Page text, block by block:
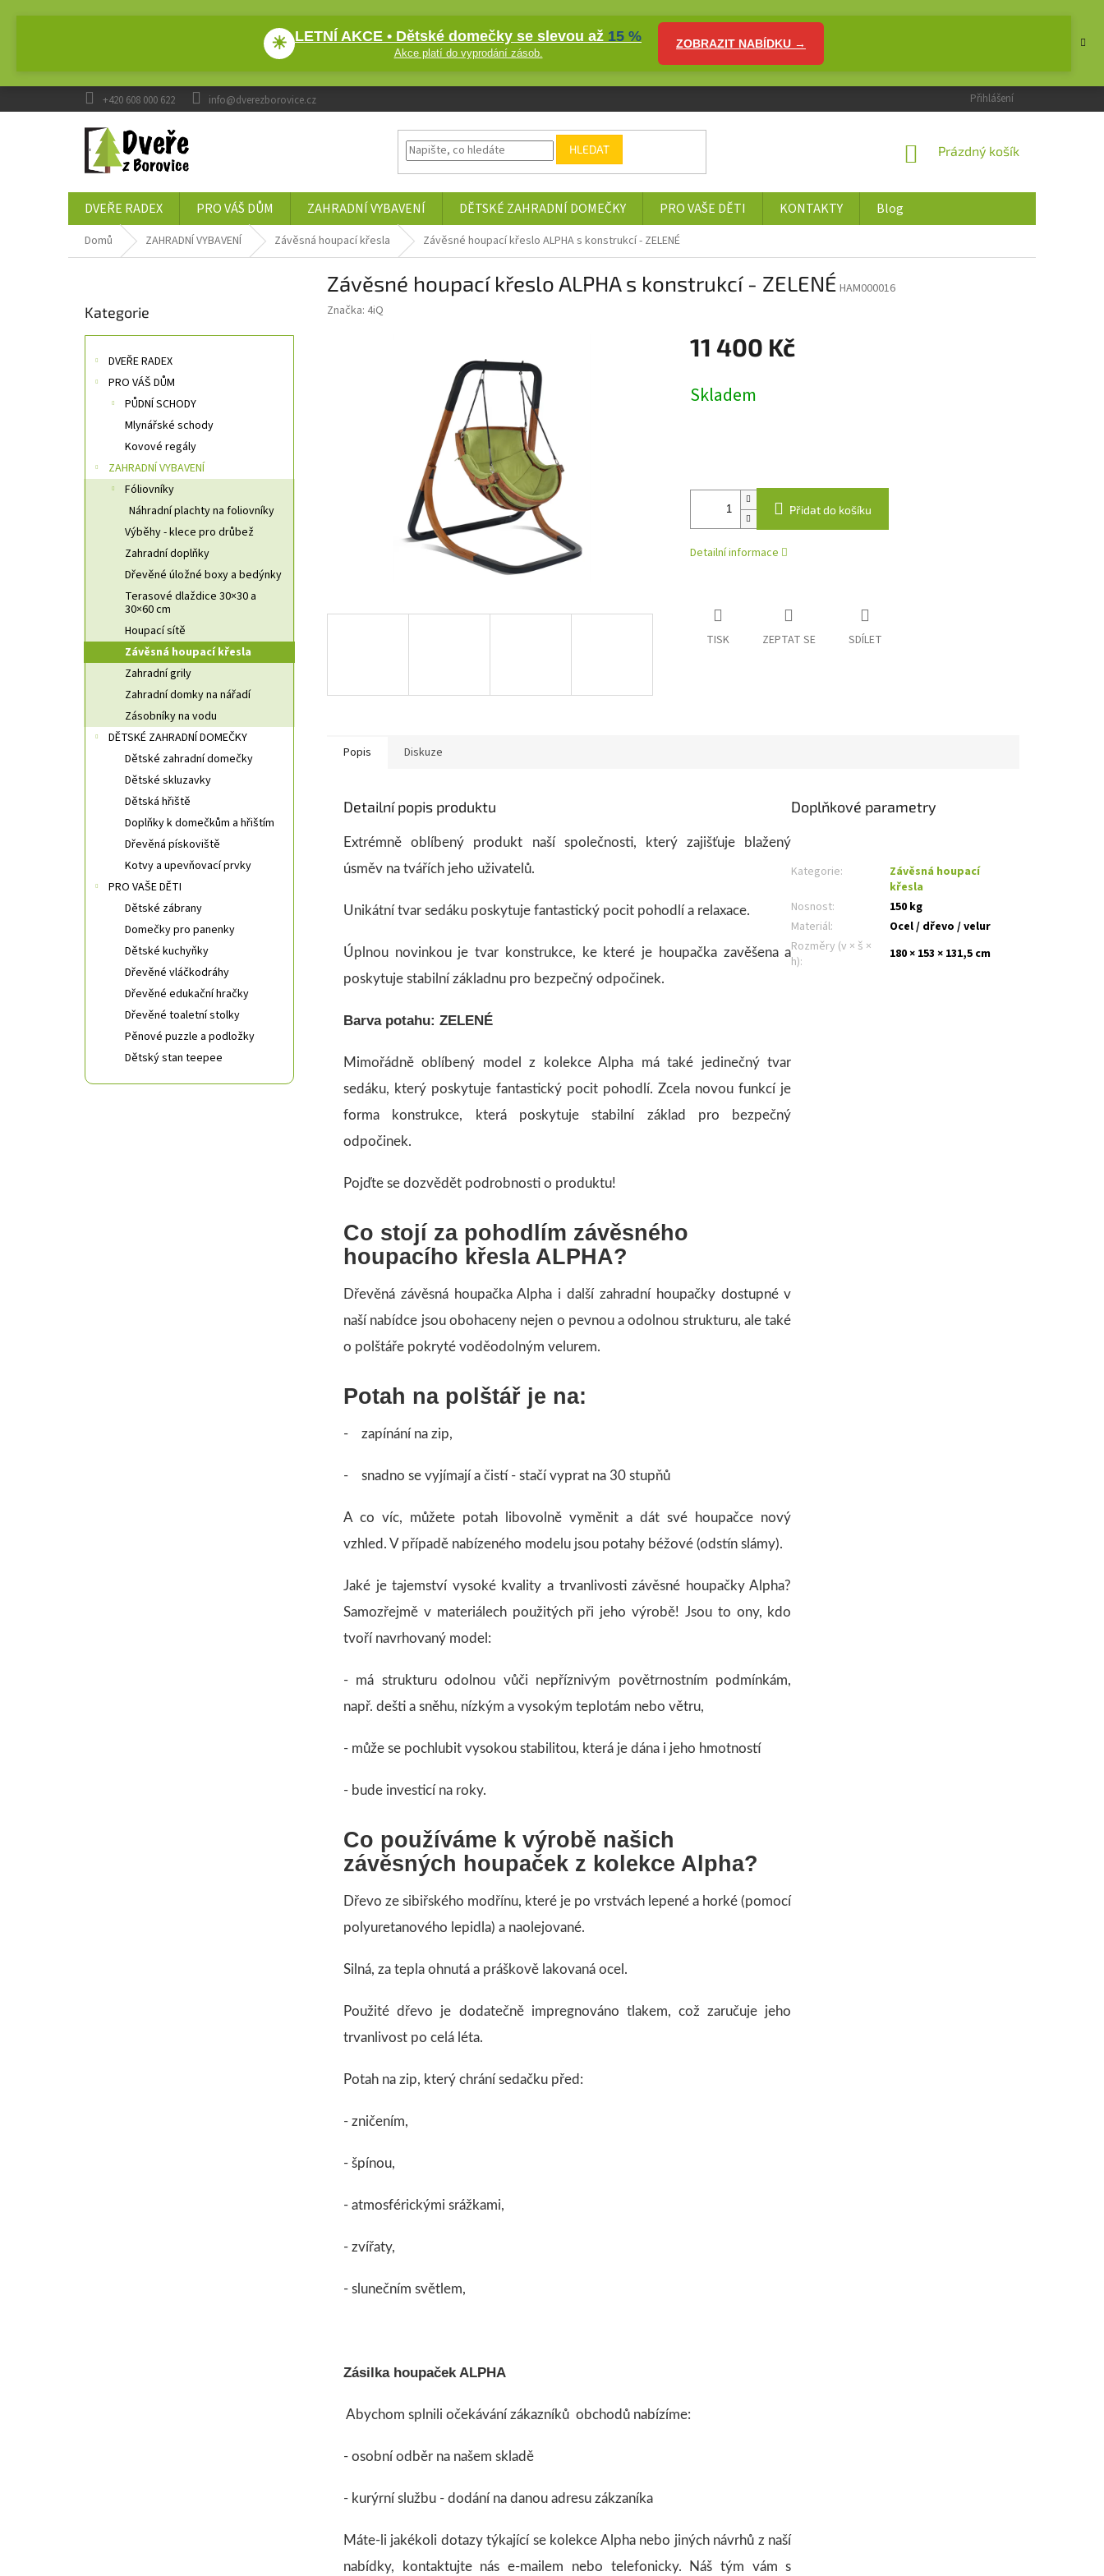
☀ LETNÍ AKCE • Dětské domečky se slevou až 15 %
Akce platí do vyprodání zásob.
ZOBRAZIT NABÍDKU →
+420 608 000 622 info@dverezborovice.cz Přihlášení
HLEDAT
NÁKUPNÍ
Prázdný košík
DVEŘE RADEX PRO VÁŠ DŮM ZAHRADNÍ VYBAVENÍ DĚTSKÉ ZAHRADNÍ DOMEČKY PRO VAŠE DĚTI KONTAKTY Blog
Domů ZAHRADNÍ VYBAVENÍ Závěsná houpací křesla Závěsné houpací křeslo ALPHA s konstrukcí - ZELENÉ
kategorie
Kategorie
DVEŘE RADEX
PRO VÁŠ DŮM
PŮDNÍ SCHODY
Mlynářské schody
Kovové regály
ZAHRADNÍ VYBAVENÍ
Fóliovníky
Náhradní plachty na foliovníky
Výběhy - klece pro drůbež
Zahradní doplňky
Dřevěné úložné boxy a bedýnky
Terasové dlaždice 30×30 a
30×60 cm
Houpací sítě
Závěsná houpací křesla
Zahradní grily
Zahradní domky na nářadí
Zásobníky na vodu
DĚTSKÉ ZAHRADNÍ DOMEČKY
Dětské zahradní domečky
Dětské skluzavky
Dětská hřiště
Doplňky k domečkům a hřištím
Dřevěná pískoviště
Kotvy a upevňovací prvky
PRO VAŠE DĚTI
Dětské zábrany
Domečky pro panenky
Dětské kuchyňky
Dřevěné vláčkodráhy
Dřevěné edukační hračky
Dřevěné toaletní stolky
Pěnové puzzle a podložky
Dětský stan teepee
Závěsné houpací křeslo ALPHA s konstrukcí - ZELENÉ HAM000016
Značka: 4iQ
11 400 Kč
cena:
Skladem
Přidat do košíku
Detailní informace
TISK ZEPTAT SE SDÍLET
Popis Diskuze
Detailní popis produktu
Extrémně oblíbený produkt naší společnosti, který zajišťuje blažený
úsměv na tvářích jeho uživatelů.
Unikátní tvar sedáku poskytuje fantastický pocit pohodlí a relaxace.
Úplnou novinkou je tvar konstrukce, ke které je houpačka zavěšena a
poskytuje stabilní základnu pro bezpečný odpočinek.
Barva potahu: ZELENÉ
Mimořádně oblíbený model z kolekce Alpha má také jedinečný tvar
sedáku, který poskytuje fantastický pocit pohodlí. Zcela novou funkcí je
forma konstrukce, která poskytuje stabilní základ pro bezpečný
odpočinek.
Pojďte se dozvědět podrobnosti o produktu!
Co stojí za pohodlím závěsného
houpacího křesla ALPHA?
Dřevěná závěsná houpačka Alpha i další zahradní houpačky dostupné v
naší nabídce jsou obohaceny nejen o pevnou a odolnou strukturu, ale také
o polštáře pokryté voděodolným velurem.
Potah na polštář je na:
- zapínání na zip,
- snadno se vyjímají a čistí - stačí vyprat na 30 stupňů
A co víc, můžete potah libovolně vyměnit a dát své houpačce nový
vzhled. V případě nabízeného modelu jsou potahy béžové (odstín slámy).
Jaké je tajemství vysoké kvality a trvanlivosti závěsné houpačky Alpha?
Samozřejmě v materiálech použitých při jeho výrobě! Jsou to ony, kdo
tvoří navrhovaný model:
- má strukturu odolnou vůči nepříznivým povětrnostním podmínkám,
např. dešti a sněhu, nízkým a vysokým teplotám nebo větru,
- může se pochlubit vysokou stabilitou, která je dána i jeho hmotností
- bude investicí na roky.
Co používáme k výrobě našich
závěsných houpaček z kolekce Alpha?
Dřevo ze sibiřského modřínu, které je po vrstvách lepené a horké (pomocí
polyuretanového lepidla) a naolejované.
Silná, za tepla ohnutá a práškově lakovaná ocel.
Použité dřevo je dodatečně impregnováno tlakem, což zaručuje jeho
trvanlivost po celá léta.
Potah na zip, který chrání sedačku před:
- zničením,
- špínou,
- atmosférickými srážkami,
- zvířaty,
- slunečním světlem,
Zásilka houpaček ALPHA
Abychom splnili očekávání zákazníků obchodů nabízíme:
- osobní odběr na našem skladě
- kurýrní službu - dodání na danou adresu zákzaníka
Máte-li jakékoli dotazy týkající se kolekce Alpha nebo jiných návrhů z naší
nabídky, kontaktujte nás e-mailem nebo telefonicky. Náš tým vám s
Doplňkové parametry
Kategorie:
Závěsná houpací
křesla
Nosnost:
150 kg
Materiál:
Ocel / dřevo / velur
Rozměry (v × š ×
h): 180 × 153 × 131,5 cm